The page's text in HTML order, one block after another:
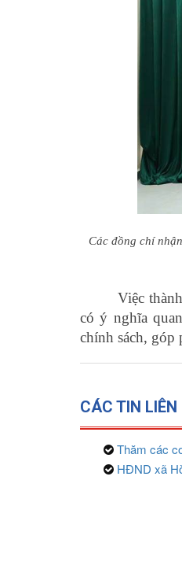
Các đồng chí
Việc
có ý nghĩa
chính sách, góp
CÁC TIN
Thăm các
HĐND xã